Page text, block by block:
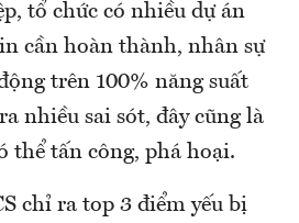
tổ chức có nhiều dự án
cần hoàn thành, nhân sự
trên 100% năng suất
nhiều sai sót, đây cũng là
thể tấn công, phá hoại.
chỉ ra top 3 điểm yếu bị